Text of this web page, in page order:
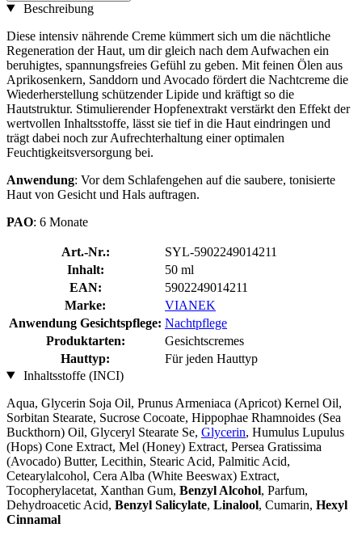
Beschreibung
Diese intensiv nährende Creme kümmert sich um die nächtliche
Regeneration der Haut, um dir gleich nach dem Aufwachen ein
beruhigtes, spannungsfreies Gefühl zu geben. Mit feinen Ölen aus
Aprikosenkern, Sanddorn und Avocado fördert die Nachtcreme die
Wiederherstellung schützender Lipide und kräftigt so die
Hautstruktur. Stimulierender Hopfenextrakt verstärkt den Effekt der
wertvollen Inhaltsstoffe, lässt sie tief in die Haut eindringen und
trägt dabei noch zur Aufrechterhaltung einer optimalen
Feuchtigkeitsversorgung bei.
Anwendung: Vor dem Schlafengehen auf die saubere, tonisierte
Haut von Gesicht und Hals auftragen.
PAO: 6 Monate
Art.-Nr.:
SYL-5902249014211
Inhalt:
50 ml
EAN:
5902249014211
Marke:
VIANEK
Anwendung Gesichtspflege: Nachtpflege
Produktarten:
Gesichtscremes
Hauttyp:
Für jeden Hauttyp
Inhaltsstoffe (INCI)
Aqua, Glycerin Soja Oil, Prunus Armeniaca (Apricot) Kernel Oil,
Sorbitan Stearate, Sucrose Cocoate, Hippophae Rhamnoides (Sea
Buckthorn) Oil, Glyceryl Stearate Se, Glycerin, Humulus Lupulus
(Hops) Cone Extract, Mel (Honey) Extract, Persea Gratissima
(Avocado) Butter, Lecithin, Stearic Acid, Palmitic Acid,
Cetearylalcohol, Cera Alba (White Beeswax) Extract,
Tocopherylacetat, Xanthan Gum, Benzyl Alcohol, Parfum,
Dehydroacetic Acid, Benzyl Salicylate, Linalool, Cumarin, Hexyl
Cinnamal